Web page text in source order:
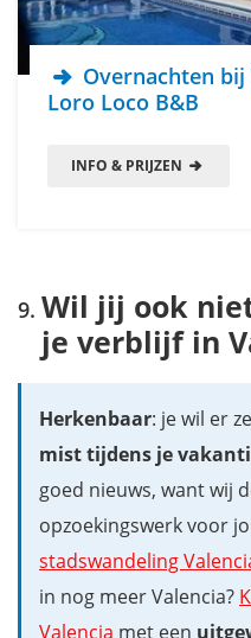
Overnachten bij
Loro Loco B&B
INFO & PRIJZEN
Wil jij ook
je verblijf in
Herkenbaar: je wil er
mist tijdens je
goed nieuws, want wij
opzoekingswerk voor
stadswandeling
in nog meer Valencia?
Valencia met een